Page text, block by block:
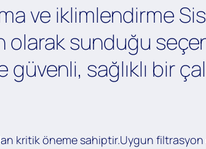
ve iklimlendirme
sunduğu
sağlıklı bir
kritik öneme sahiptir.Uygun